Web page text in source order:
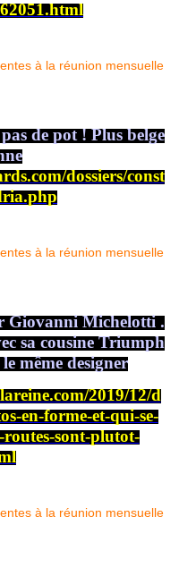
de pot ! Plus belge
dossiers/const
Giovanni Michelotti .
sa cousine Triumph
même designer
2019/12/d
en-forme-et-qui-se-
routes-sont-plutot-